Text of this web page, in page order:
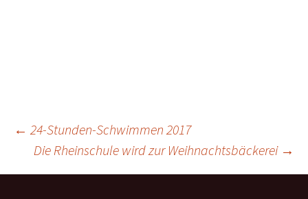
Beitragsnavigation
← 24-Stunden-Schwimmen 2017
Die Rheinschule wird zur Weihnachtsbäckerei →